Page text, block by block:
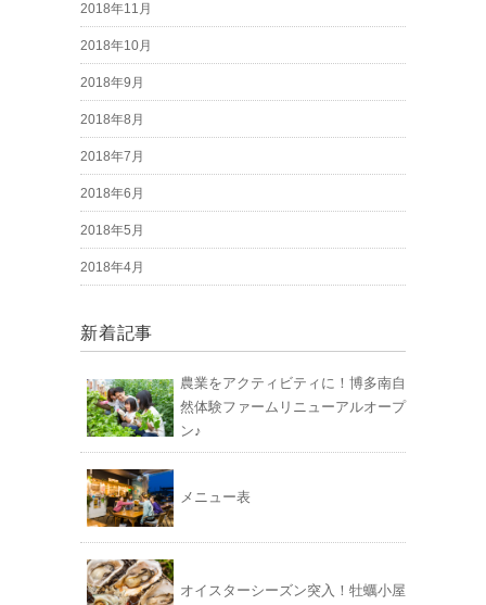
2018年11月
2018年10月
2018年9月
2018年8月
2018年7月
2018年6月
2018年5月
2018年4月
新着記事
農業をアクティビティに！博多南自
然体験ファームリニューアルオープ
ン♪
メニュー表
オイスターシーズン突入！牡蠣小屋